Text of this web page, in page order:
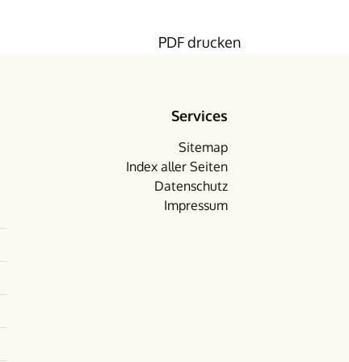
PDF drucken
Services
Sitemap
Index aller Seiten
Datenschutz
Impressum